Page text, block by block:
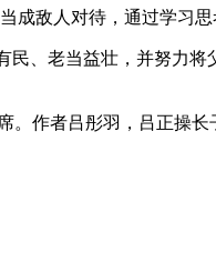
敌人对待，通过学习思
、老当益壮，并努力将
。作者吕彤羽，吕正操长